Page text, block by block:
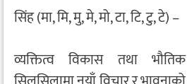
सिंह (मा, मि, मु, मे, मो, टा, टि, टु, टे) –
व्यक्तित्व विकास तथा